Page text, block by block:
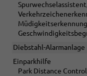
Diebstahl-Alarmanlage
Einparkhilfe
Park Distance